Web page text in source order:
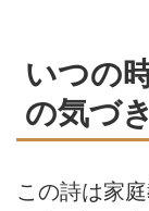
いつの
の気づき
この詩は家